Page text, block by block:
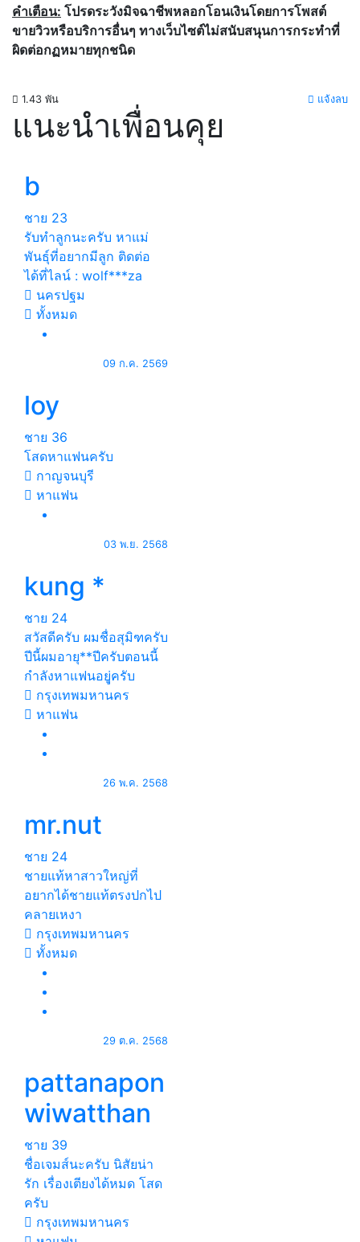
คำเตือน: โปรดระวังมิจฉาชีพหลอกโอนเงินโดยการโพสต์
ขายวิวหรือบริการอื่นๆ ทางเว็บไซต์ไม่สนับสนุนการกระทำที่
ผิดต่อกฏหมายทุกชนิด
1.43 พัน แจ้งลบ
แนะนำเพื่อนคุย
b
ชาย 23
รับทำลูกนะครับ หาแม่
พันธุ์ที่อยากมีลูก ติดต่อ
ได้ที่ไลน์ : wolf***za
นครปฐม
ทั้งหมด
09 ก.ค. 2569
loy
ชาย 36
โสดหาแฟนครับ
กาญจนบุรี
หาแฟน
03 พ.ย. 2568
kung *
ชาย 24
สวัสดีครับ ผมชื่อสุมิฑครับ
ปีนี้ผมอายุ**ปีครับตอนนี้
กำลังหาแฟนอยูุ่ครับ
กรุงเทพมหานคร
หาแฟน
26 พ.ค. 2568
mr.nut
ชาย 24
ชายแท้หาสาวใหญ่ที่
อยากได้ชายแท้ตรงปกไป
คลายเหงา
กรุงเทพมหานคร
ทั้งหมด
29 ต.ค. 2568
pattanapon
wiwatthan
ชาย 39
ชื่อเจมส์นะครับ นิสัยน่า
รัก เรื่องเตียงได้หมด โสด
ครับ
กรุงเทพมหานคร